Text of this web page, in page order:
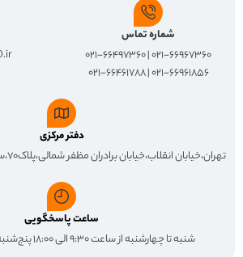
شماره تماس
۰۲۱-۶۶۹۶۷۳۶۰ | ۰۲۱-۶۶۴۹۷۳۶۰
۰۲۱-۶۶۹۶۱۸۵۶ | ۰۲۱-۶۶۴۶۱۷۸۸
دفتر مرکزی
تهران،خیابان انقلاب،خیابان برادران مظفر شمالی،پلاک۷۰،ساختمان۴۰،بلوک۱،واحد ۴۴
ساعت پاسخگویی
شنبه تا چهارشنبه از ساعت ۹:۳۰ الی ۱۸:۰۰ پنج‌شنبه‌ها ۹:۳۰ الی ۱۴:۰۰